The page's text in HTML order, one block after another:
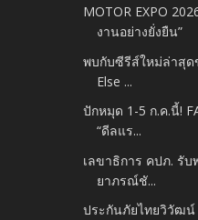
MOTOR EXPO
งานอย่างยั่งยืน”
พบกับซีรีส์ใหม่ล่าสุด
Else ...
ปักหมุด 1-5 ก.ค.นี้!
“ดีลแร...
เลขาธิการ คปภ. รั
ยาภรณ์ชั...
ประกันภัยไทยวิวัฒน์